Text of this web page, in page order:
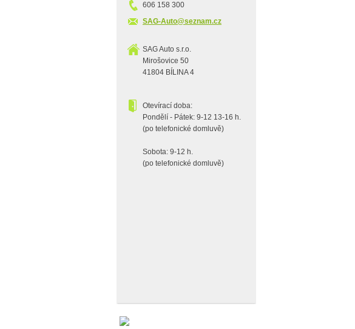
606 158 300
SAG-Auto@seznam.cz
SAG Auto s.r.o.
Mirošovice 50
41804 BÍLINA 4
Otevírací doba:
Pondělí - Pátek: 9-12 13-16 h.
(po telefonické domluvě)
Sobota: 9-12 h.
(po telefonické domluvě)